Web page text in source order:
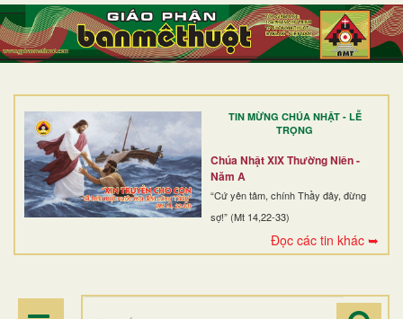
TIN MỪNG CHÚA NHẬT - LỄ
TRỌNG
Chúa Nhật XIX Thường Niên -
Năm A
“Cứ yên tâm, chính Thầy đây, đừng
sợ!” (Mt 14,22-33)
Đọc các tin khác ➥
TRANG NHẤT
GIỚI THIỆU
DÒNG TU
BAN MỤC VỤ
ĐOÀN THỂ CG